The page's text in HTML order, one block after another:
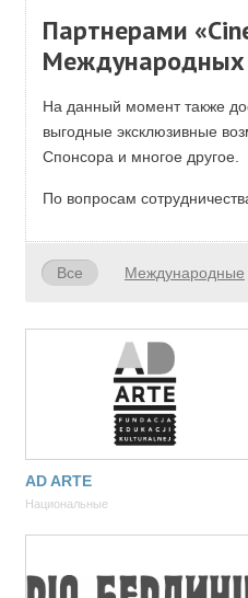
Партнерами
Международных
На данный момент также
выгодные эксклюзивные
Спонсора и многое другое.
По вопросам
Все Международные
AD ARTE
Национальные